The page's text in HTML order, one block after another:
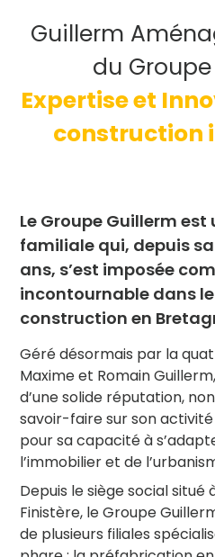
Guillerm
du
Expertise et
construction
Le Groupe Guillerm
familiale qui, depuis
ans, s’est imposée
incontournable dans
construction en
Géré désormais par la
Maxime et Romain
d’une solide réputation,
savoir-faire sur son activité
pour sa capacité à
l’immobilier et de
Depuis le siège social situé
Finistère, le Groupe
de plusieurs filiales